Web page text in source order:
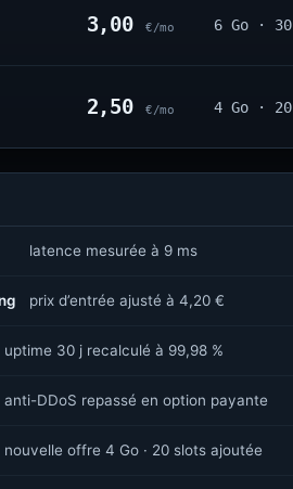
3,00 €/mo 6 Go · 30
2,50 €/mo 4 Go · 20
latence mesurée à 9 ms
prix d’entrée ajusté à 4,20 €
uptime 30 j recalculé à 99,98 %
anti-DDoS repassé en option payante
nouvelle offre 4 Go · 20 slots ajoutée